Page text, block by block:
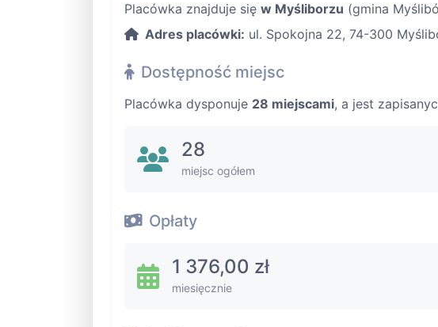
Placówka znajduje się w Myśliborzu (gmina
Adres placówki: ul. Spokojna 22, 74-300
Dostępność miejsc
Placówka dysponuje 28 miejscami, a jest
28
miejsc ogółem
Opłaty
1 376,00 zł
miesięcznie